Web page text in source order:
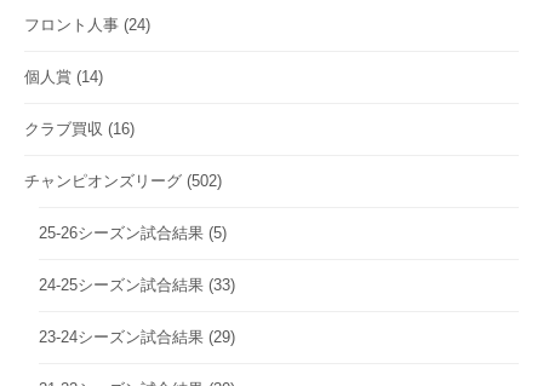
フロント人事 (24)
個人賞 (14)
クラブ買収 (16)
チャンピオンズリーグ (502)
25-26シーズン試合結果 (5)
24-25シーズン試合結果 (33)
23-24シーズン試合結果 (29)